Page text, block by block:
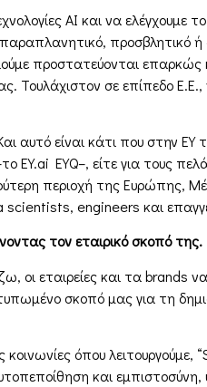
AI και να ελέγχουµε
προσβλητικό
προστατεύονται επαρκώς
Τουλάχιστον σε επίπεδο
είναι κάτι που στην ΕΥ
EY.ai EYQ–, είτε για τους
περιοχή της Ευρώπης,
engineers και
τον εταιρικό σκοπό
οι εταιρείες και τα brands
σκοπό µας για τη
όπου
και